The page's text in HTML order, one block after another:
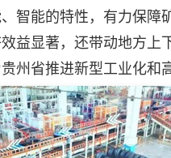
智能的特性，有力保
益显著，还带动地方
州省推进新型工业化和